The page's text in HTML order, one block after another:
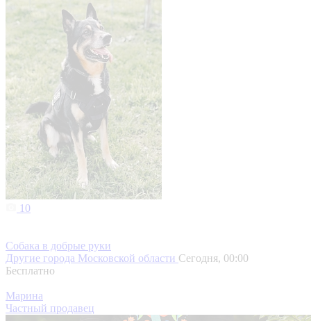
10
Собака в добрые руки
Другие города Московской области Сегодня, 00:00
Бесплатно
Марина
Частный продавец